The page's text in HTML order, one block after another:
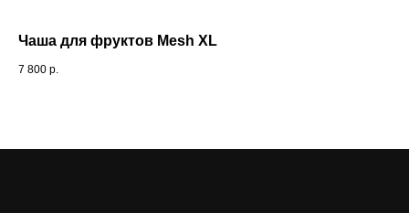
Чаша для фруктов Mesh XL
7 800 р.